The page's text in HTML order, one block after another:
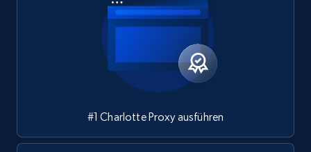
#1 Charlotte Proxy ausführen